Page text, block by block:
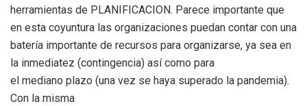
herramientas de PLANIFICACION. Parece importante que
en esta coyuntura las organizaciones puedan contar con una
batería importante de recursos para organizarse, ya sea en
la inmediatez (contingencia) así como para
el mediano plazo (una vez se haya superado la pandemia).
Con la misma